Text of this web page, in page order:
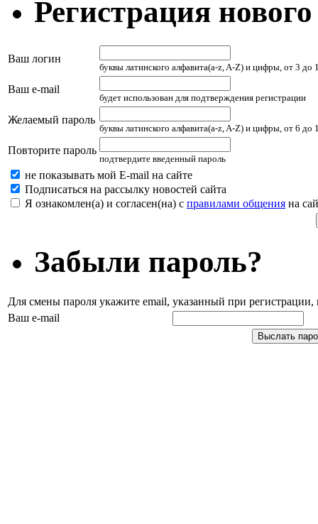
Регистрация
Ваш логин
буквы латинского алфавита(a-z, A-Z) и цифры, от 3 до
Ваш e-mail
будет использован для подтверждения регистрации
Желаемый пароль
буквы латинского алфавита(a-z, A-Z) и цифры, от 6 до
Повторите пароль
подтвердите введенный пароль
не показывать мой E-mail на сайте
Подписаться на рассылку новостей сайта
Я ознакомлен(а) и согласен(на) с правилами общения на
Забыли пароль?
Для смены пароля укажите email, указанный при
Ваш e-mail